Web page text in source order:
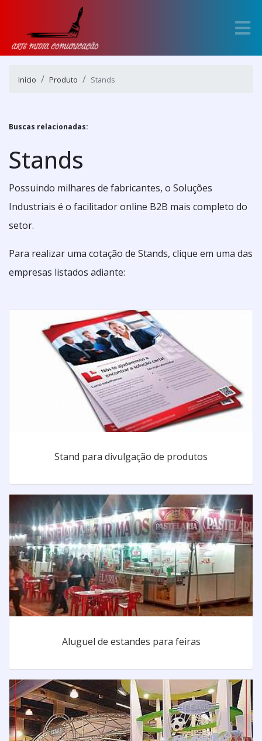
Início Produto Stands
Buscas relacionadas:
Stands
Possuindo milhares de fabricantes, o Soluções
Industriais é o facilitador online B2B mais completo do
setor.
Para realizar uma cotação de Stands, clique em uma das
empresas listados adiante:
Stand para divulgação de produtos
Aluguel de estandes para feiras